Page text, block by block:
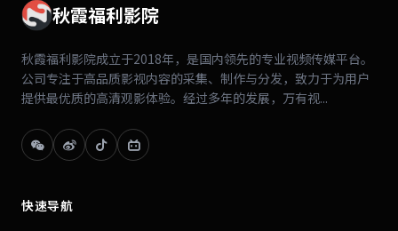
秋霞福利影院
秋霞福利影院成立于2018年，是国内领先的专业视频传媒平台。
公司专注于高品质影视内容的采集、制作与分发，致力于为用户
提供最优质的高清观影体验。经过多年的发展，万有视...
快速导航